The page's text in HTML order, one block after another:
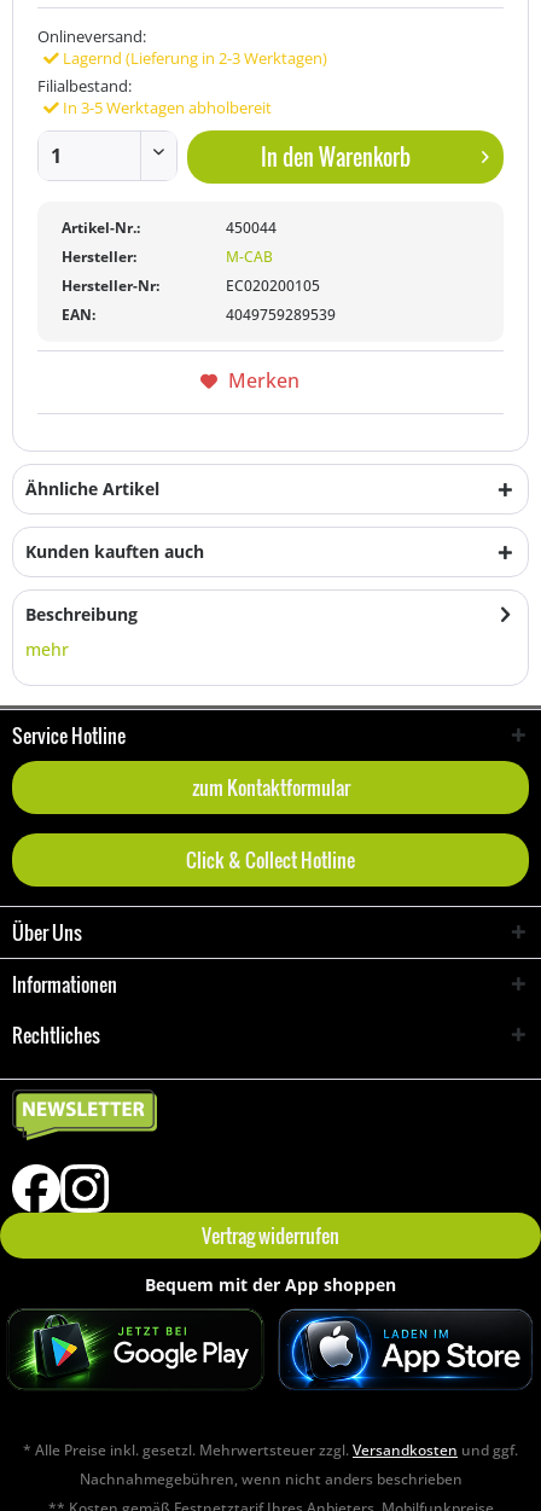
Onlineversand:
Lagernd (Lieferung in 2-3 Werktagen)
Filialbestand:
In 3-5 Werktagen abholbereit
In denWarenkorb
Artikel-Nr.:
450044
Hersteller:
M-CAB
Hersteller-Nr:
EC020200105
EAN:
4049759289539
Merken
Ähnliche Artikel
Kunden kauften auch
Beschreibung
mehr
Service Hotline
zum Kontaktformular
Click & Collect Hotline
Über Uns
Informationen
Rechtliches
Vertrag widerrufen
Bequem mit der App shoppen
* Alle Preise inkl. gesetzl. Mehrwertsteuer zzgl.Versandkosten und ggf.
Nachnahmegebühren, wenn nicht anders beschrieben